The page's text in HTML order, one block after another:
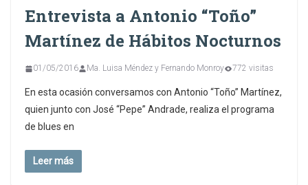
Entrevista a Antonio “Toño”
Martínez de Hábitos Nocturnos
01/05/2016 Ma. Luisa Méndez y Fernando Monroy 772 visitas
En esta ocasión conversamos con Antonio “Toño” Martínez,
quien junto con José “Pepe” Andrade, realiza el programa
de blues en
Leer más